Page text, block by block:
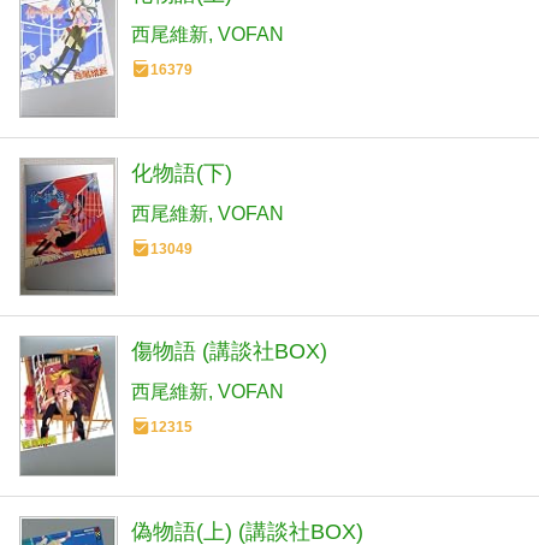
西尾維新 VOFAN
16379
化物語(下)
西尾維新 VOFAN
13049
傷物語 (講談社BOX)
西尾維新 VOFAN
12315
偽物語(上) (講談社BOX)